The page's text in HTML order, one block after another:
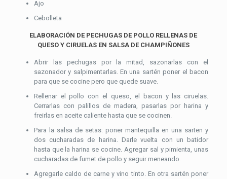
Ajo
Cebolleta
ELABORACIÓN DE PECHUGAS DE POLLO RELLENAS DE
QUESO Y CIRUELAS EN SALSA DE CHAMPIÑONES
Abrir las pechugas por la mitad, sazonarlas con el
sazonador y salpimentarlas. En una sartén poner el bacon
para que se cocine pero que quede suave.
Rellenar el pollo con el queso, el bacon y las ciruelas.
Cerrarlas con palillos de madera, pasarlas por harina y
freirlas en aceite caliente hasta que se cocinen.
Para la salsa de setas: poner mantequilla en una sarten y
dos cucharadas de harina. Darle vuelta con un batidor
hasta que la harina se cocine. Agregar sal y pimienta, unas
cucharadas de fumet de pollo y seguir meneando.
Agregarle caldo de carne y vino tinto. En otra sartén poner